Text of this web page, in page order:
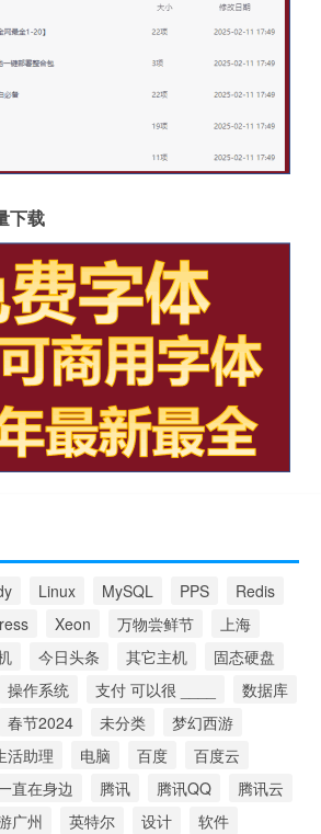
下载
Linux MySQL PPS
Redis
Xeon 万物尝鲜节
上海
今日头条 其它主机
固态硬盘
操作系统 支付 可以很 ____
数据库
春节2024 未分类
梦幻西游
活助理 电脑 百度
百度云
直在身边 腾讯 腾讯QQ
腾讯云
广州 英特尔 设计
软件